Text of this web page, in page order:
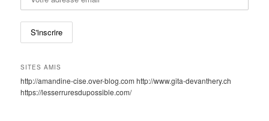
SITES AMIS
http://amandine-cise.over-blog.com http://www.gita-devanthery.ch
https://lesserruresdupossible.com/